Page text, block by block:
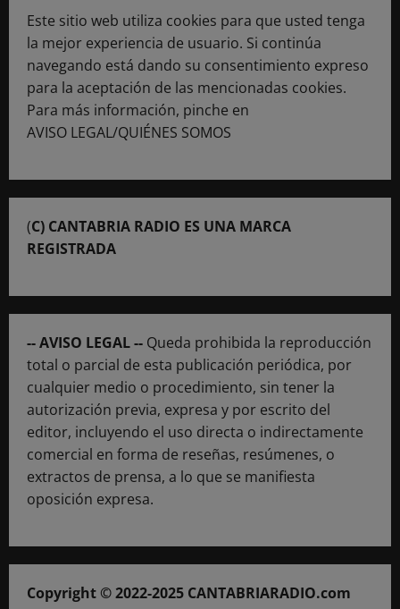
Este sitio web utiliza cookies para que usted tenga
la mejor experiencia de usuario. Si continúa
navegando está dando su consentimiento expreso
para la aceptación de las mencionadas cookies.
Para más información, pinche en
AVISO LEGAL/QUIÉNES SOMOS
(C) CANTABRIA RADIO ES UNA MARCA
REGISTRADA
-- AVISO LEGAL -- Queda prohibida la reproducción
total o parcial de esta publicación periódica, por
cualquier medio o procedimiento, sin tener la
autorización previa, expresa y por escrito del
editor, incluyendo el uso directa o indirectamente
comercial en forma de reseñas, resúmenes, o
extractos de prensa, a lo que se manifiesta
oposición expresa.
Copyright © 2022-2025 CANTABRIARADIO.com